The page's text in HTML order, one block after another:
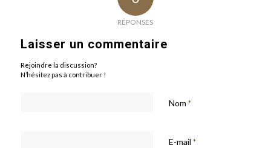
RÉPONSES
Laisser un commentaire
Rejoindre la discussion?
N’hésitez pas à contribuer !
Nom *
E-mail *